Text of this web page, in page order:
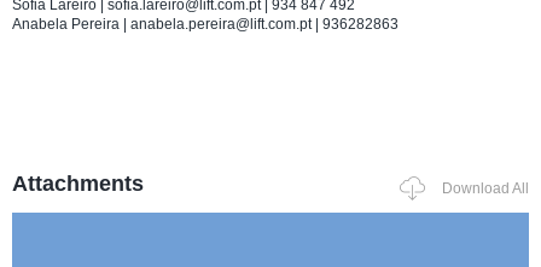
Sofia Lareiro | sofia.lareiro@lift.com.pt | 934 847 492
Anabela Pereira | anabela.pereira@lift.com.pt | 936282863
Attachments Download All